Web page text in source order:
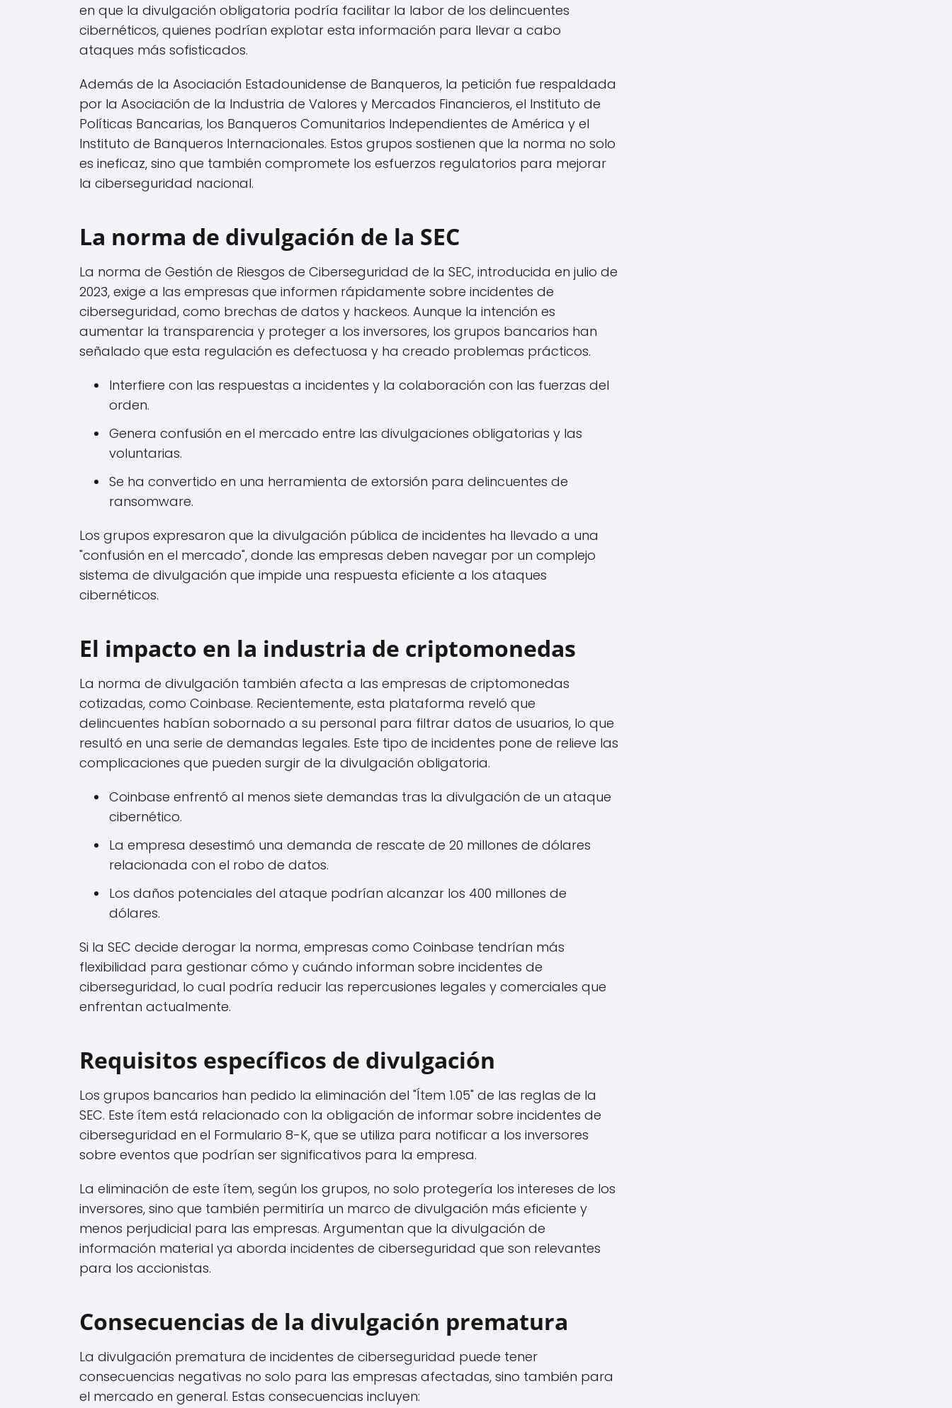
en que la divulgación obligatoria podría facilitar la labor de los delincuentes
cibernéticos, quienes podrían explotar esta información para llevar a cabo
ataques más sofisticados.
Además de la Asociación Estadounidense de Banqueros, la petición fue respaldada
por la Asociación de la Industria de Valores y Mercados Financieros, el Instituto de
Políticas Bancarias, los Banqueros Comunitarios Independientes de América y el
Instituto de Banqueros Internacionales. Estos grupos sostienen que la norma no solo
es ineficaz, sino que también compromete los esfuerzos regulatorios para mejorar
la ciberseguridad nacional.
La norma de divulgación de la SEC
La norma de Gestión de Riesgos de Ciberseguridad de la SEC, introducida en julio de
2023, exige a las empresas que informen rápidamente sobre incidentes de
ciberseguridad, como brechas de datos y hackeos. Aunque la intención es
aumentar la transparencia y proteger a los inversores, los grupos bancarios han
señalado que esta regulación es defectuosa y ha creado problemas prácticos.
Interfiere con las respuestas a incidentes y la colaboración con las fuerzas del
orden.
Genera confusión en el mercado entre las divulgaciones obligatorias y las
voluntarias.
Se ha convertido en una herramienta de extorsión para delincuentes de
ransomware.
Los grupos expresaron que la divulgación pública de incidentes ha llevado a una
"confusión en el mercado", donde las empresas deben navegar por un complejo
sistema de divulgación que impide una respuesta eficiente a los ataques
cibernéticos.
El impacto en la industria de criptomonedas
La norma de divulgación también afecta a las empresas de criptomonedas
cotizadas, como Coinbase. Recientemente, esta plataforma reveló que
delincuentes habían sobornado a su personal para filtrar datos de usuarios, lo que
resultó en una serie de demandas legales. Este tipo de incidentes pone de relieve las
complicaciones que pueden surgir de la divulgación obligatoria.
Coinbase enfrentó al menos siete demandas tras la divulgación de un ataque
cibernético.
La empresa desestimó una demanda de rescate de 20 millones de dólares
relacionada con el robo de datos.
Los daños potenciales del ataque podrían alcanzar los 400 millones de
dólares.
Si la SEC decide derogar la norma, empresas como Coinbase tendrían más
flexibilidad para gestionar cómo y cuándo informan sobre incidentes de
ciberseguridad, lo cual podría reducir las repercusiones legales y comerciales que
enfrentan actualmente.
Requisitos específicos de divulgación
Los grupos bancarios han pedido la eliminación del "Ítem 1.05" de las reglas de la
SEC. Este ítem está relacionado con la obligación de informar sobre incidentes de
ciberseguridad en el Formulario 8-K, que se utiliza para notificar a los inversores
sobre eventos que podrían ser significativos para la empresa.
La eliminación de este ítem, según los grupos, no solo protegería los intereses de los
inversores, sino que también permitiría un marco de divulgación más eficiente y
menos perjudicial para las empresas. Argumentan que la divulgación de
información material ya aborda incidentes de ciberseguridad que son relevantes
para los accionistas.
Consecuencias de la divulgación prematura
La divulgación prematura de incidentes de ciberseguridad puede tener
consecuencias negativas no solo para las empresas afectadas, sino también para
el mercado en general. Estas consecuencias incluyen: